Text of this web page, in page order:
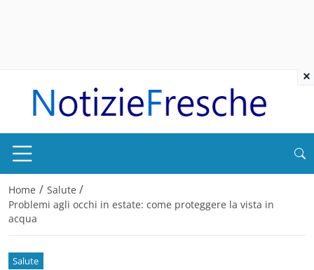
Home / Salute /
Problemi agli occhi in estate: come proteggere la vista in
acqua
Salute
×